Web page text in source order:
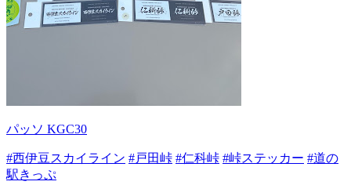
パッソ KGC30
#西伊豆スカイライン #戸田峠 #仁科峠 #峠ステッカー #道の
駅きっぷ